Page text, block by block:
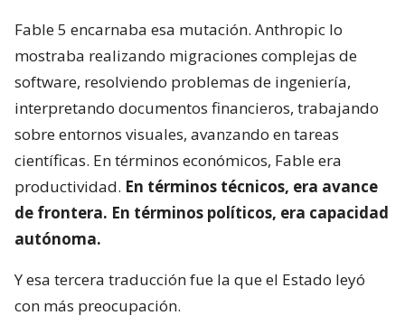
Fable 5 encarnaba esa mutación. Anthropic lo
mostraba realizando migraciones complejas de
software, resolviendo problemas de ingeniería,
interpretando documentos financieros, trabajando
sobre entornos visuales, avanzando en tareas
científicas. En términos económicos, Fable era
productividad. En términos técnicos, era avance
de frontera. En términos políticos, era capacidad
autónoma.
Y esa tercera traducción fue la que el Estado leyó
con más preocupación.